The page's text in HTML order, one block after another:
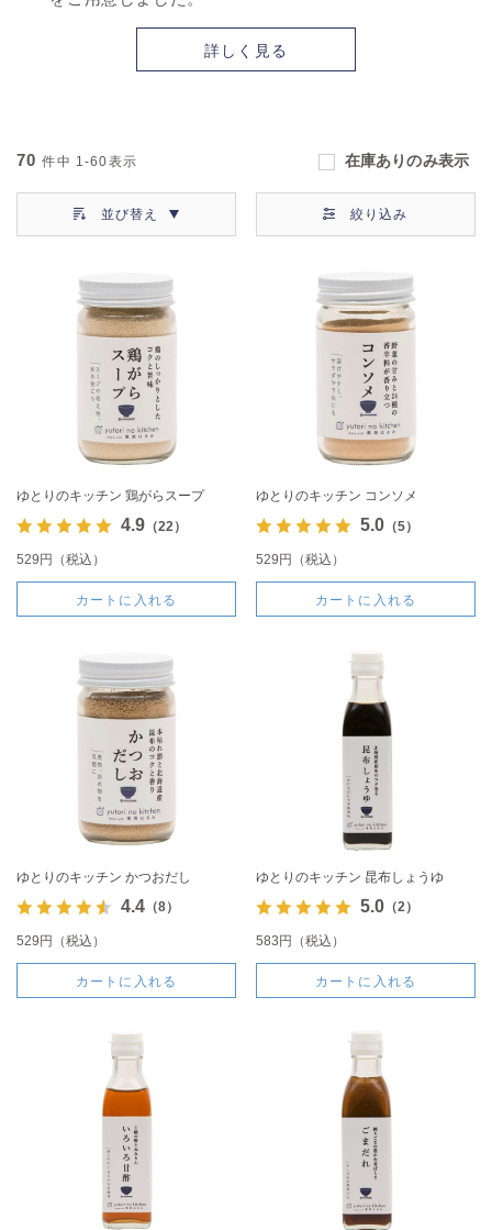
詳しく見る
70 件中 1-60表示 在庫ありのみ表示
並び替え 絞り込み
ゆとりのキッチン 鶏がらスープ
4.9（22）
529円（税込）
カートに入れる
ゆとりのキッチン コンソメ
5.0（5）
529円（税込）
カートに入れる
ゆとりのキッチン かつおだし
4.4（8）
529円（税込）
カートに入れる
ゆとりのキッチン 昆布しょうゆ
5.0（2）
583円（税込）
カートに入れる